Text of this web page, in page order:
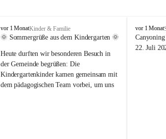
V
i
t
o
r
s
vor 1 MonatKinder & Familie
🌞 Sommergrüße aus dem Kindergarten 🌞
Heute durften wir besonderen Besuch in
der Gemeinde begrüßen: Die
Kindergartenkinder kamen gemeinsam mit
dem pädagogischen Team vorbei, um uns
V
i
k
vor 1 Monat
22. Juli